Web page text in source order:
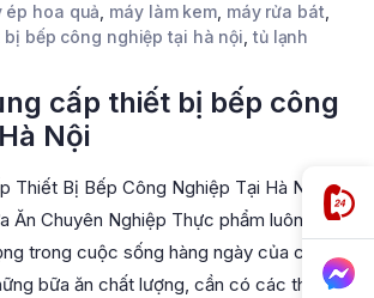
ép hoa quả máy làm kem máy rửa bát
bị bếp công nghiệp tại hà nội tủ lạnh
cấp thiết bị bếp công
Nội
Thiết Bị Bếp Công Nghiệp Tại Hà Nội:
Ăn Chuyên Nghiệp Thực phẩm luôn là
trong cuộc sống hàng ngày của chúng
bữa ăn chất lượng, cần có các thiết bị